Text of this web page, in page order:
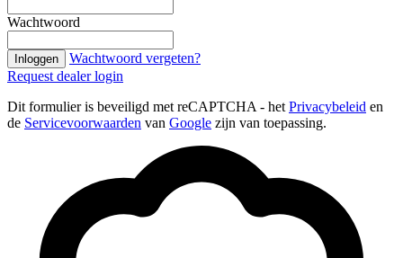
Wachtwoord
Inloggen
Wachtwoord vergeten?
Request dealer login
Dit formulier is beveiligd met reCAPTCHA - het Privacybeleid en
de Servicevoorwaarden van Google zijn van toepassing.